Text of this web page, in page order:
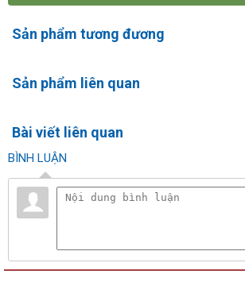
Sản phẩm tương đương
Sản phẩm liên quan
Bài viết liên quan
BÌNH LUẬN